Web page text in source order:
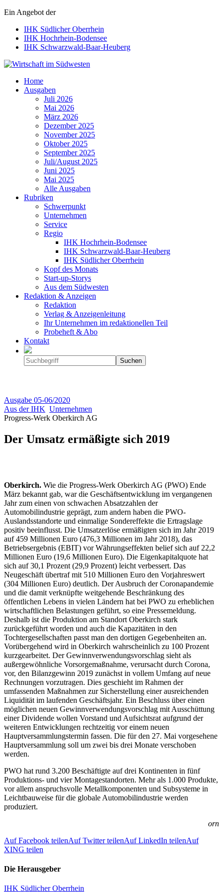
Ein Angebot der
IHK Südlicher Oberrhein
IHK Hochrhein-Bodensee
IHK Schwarzwald-Baar-Heuberg
Wirtschaft im Südwesten
Home
Ausgaben
Juli 2026
Mai 2026
März 2026
Dezember 2025
November 2025
Oktober 2025
September 2025
Juli/August 2025
Juni 2025
Mai 2025
Alle Ausgaben
Rubriken
Schwerpunkt
Unternehmen
Service
Regio
IHK Hochrhein-Bodensee
IHK Schwarzwald-Baar-Heuberg
IHK Südlicher Oberrhein
Kopf des Monats
Start-up-Storys
Aus dem Südwesten
Redaktion & Anzeigen
Redaktion
Verlag & Anzeigenleitung
Ihr Unternehmen im redaktionellen Teil
Probeheft & Abo
Kontakt
Ausgabe 05-06/2020
Aus der IHK Unternehmen
Progress-Werk Oberkirch AG
Der Umsatz ermäßigte sich 2019
Oberkirch. Wie die Progress-Werk Oberkirch AG (PWO) Ende
März bekannt gab, war die Geschäftsentwicklung im vergangenen
Jahr zum einen von schwachen Absatzzahlen der
Automobilindustrie geprägt, zum andern haben die PWO-
Auslandsstandorte und einmalige Sondereffekte die Ertragslage
positiv beeinflusst. Die Umsatzerlöse ermäßigten sich im Jahr 2019
auf 459 Millionen Euro (476,3 Millionen im Jahr 2018), das
Betriebsergebnis (EBIT) vor Währungseffekten belief sich auf 22,2
Millionen Euro (19,6 Millionen Euro). Die Eigenkapitalquote hat
sich auf 30,1 Prozent (29,9 Prozent) leicht verbessert. Das
Neugeschäft übertraf mit 510 Millionen Euro den Vorjahreswert
(304 Millionen Euro) deutlich. Der Ausbruch der Coronapandemie
und die damit verknüpfte weitgehende Beschränkung des
öffentlichen Lebens in vielen Ländern hat bei PWO zu erheblichen
wirtschaftlichen Belastungen geführt, so eine Pressemeldung.
Deshalb ist die Produktion am Standort Oberkirch stark
zurückgeführt worden und auch die Kapazitäten in den
Tochtergesellschaften passt man den dortigen Gegebenheiten an.
Vorübergehend wird in Oberkirch wahrscheinlich zu 100 Prozent
kurzgearbeitet. Der Gewinnverwendungsvorschlag sieht als
außergewöhnliche Vorsorgemaßnahme, verursacht durch Corona,
vor, den Bilanzgewinn 2019 zunächst in vollem Umfang auf neue
Rechnungen vorzutragen. Dies geschieht im Rahmen der
umfassenden Maßnahmen zur Sicherstellung einer ausreichenden
Liquidität im laufenden Geschäftsjahr. Ein Beschluss über einen
möglichen neuen Gewinnverwendungsvorschlag mit Ausschüttung
einer Dividende wollen Vorstand und Aufsichtsrat aufgrund der
weiteren Entwicklungen rechtzeitig vor einem neuen
Hauptversammlungstermin fassen. Die für den 27. Mai vorgesehene
Hauptversammlung soll um zwei bis drei Monate verschoben
werden.
PWO hat rund 3.200 Beschäftigte auf drei Kontinenten in fünf
Produktions- und vier Montagestandorten. Mehr als 1.000 Produkte,
vor allem anspruchsvolle Metallkomponenten und Subsysteme in
Leichtbauweise für die globale Automobilindustrie werden
produziert.
orn
Auf Facebook teilenAuf Twitter teilenAuf LinkedIn teilenAuf
XING teilen
Die Herausgeber
IHK Südlicher Oberrhein